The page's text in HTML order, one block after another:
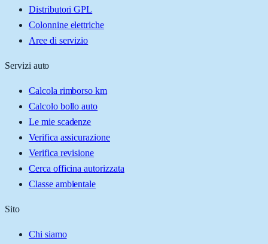
Distributori GPL
Colonnine elettriche
Aree di servizio
Servizi auto
Calcola rimborso km
Calcolo bollo auto
Le mie scadenze
Verifica assicurazione
Verifica revisione
Cerca officina autorizzata
Classe ambientale
Sito
Chi siamo